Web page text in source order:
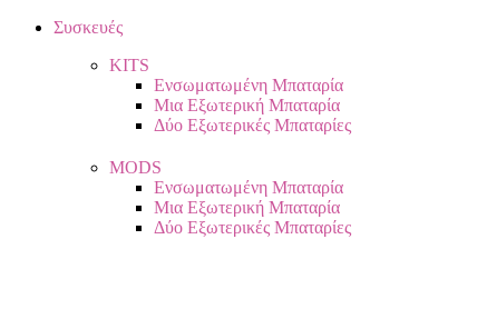
Συσκευές
KITS
Ενσωματωμένη Μπαταρία
Μια Εξωτερική Μπαταρία
Δύο Εξωτερικές Μπαταρίες
MODS
Ενσωματωμένη Μπαταρία
Μια Εξωτερική Μπαταρία
Δύο Εξωτερικές Μπαταρίες